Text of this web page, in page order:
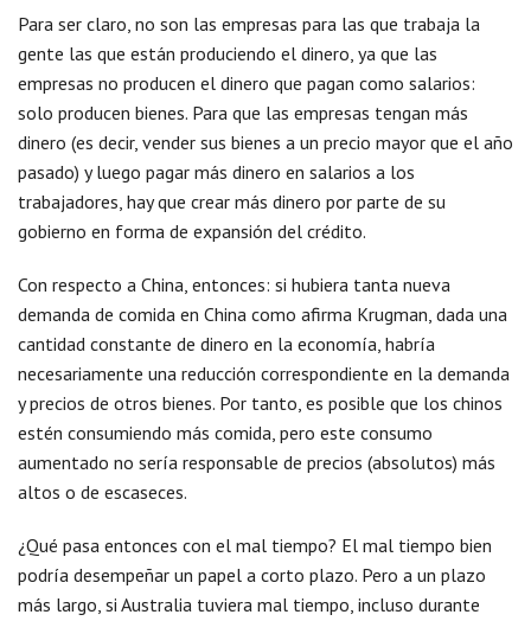
Para ser claro, no son las empresas para las que trabaja la
gente las que están produciendo el dinero, ya que las
empresas no producen el dinero que pagan como salarios:
solo producen bienes. Para que las empresas tengan más
dinero (es decir, vender sus bienes a un precio mayor que el año
pasado) y luego pagar más dinero en salarios a los
trabajadores, hay que crear más dinero por parte de su
gobierno en forma de expansión del crédito.
Con respecto a China, entonces: si hubiera tanta nueva
demanda de comida en China como afirma Krugman, dada una
cantidad constante de dinero en la economía, habría
necesariamente una reducción correspondiente en la demanda
y precios de otros bienes. Por tanto, es posible que los chinos
estén consumiendo más comida, pero este consumo
aumentado no sería responsable de precios (absolutos) más
altos o de escaseces.
¿Qué pasa entonces con el mal tiempo? El mal tiempo bien
podría desempeñar un papel a corto plazo. Pero a un plazo
más largo, si Australia tuviera mal tiempo, incluso durante